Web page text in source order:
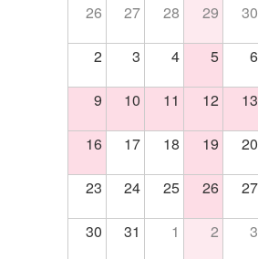
26 27 28 29 30
2 3 4 5 6
9 10 11 12 13
16 17 18 19 20
23 24 25 26 27
30 31 1 2 3